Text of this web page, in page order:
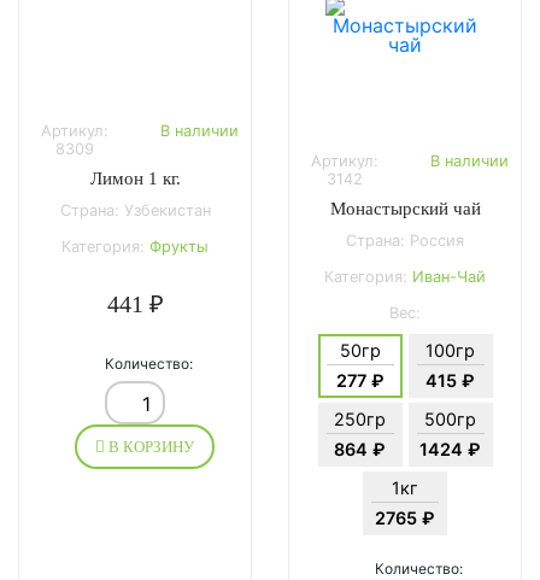
Артикул:
8309
В наличии
Лимон 1 кг.
Страна: Узбекистан
Категория: Фрукты
441 ₽
Количество:
В КОРЗИНУ
Артикул:
3142
В наличии
Монастырский чай
Страна: Россия
Категория: Иван-Чай
Вес:
50гр
277 ₽
100гр
415 ₽
250гр
864 ₽
500гр
1424 ₽
1кг
2765 ₽
Количество: